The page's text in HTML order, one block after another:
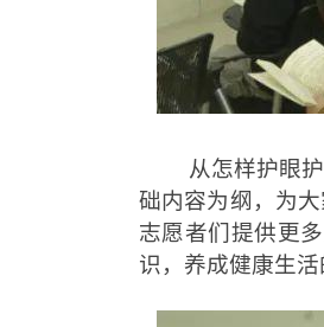
从怎样护眼
础内容为纲，为
志愿者们提供更
识，养成健康生活